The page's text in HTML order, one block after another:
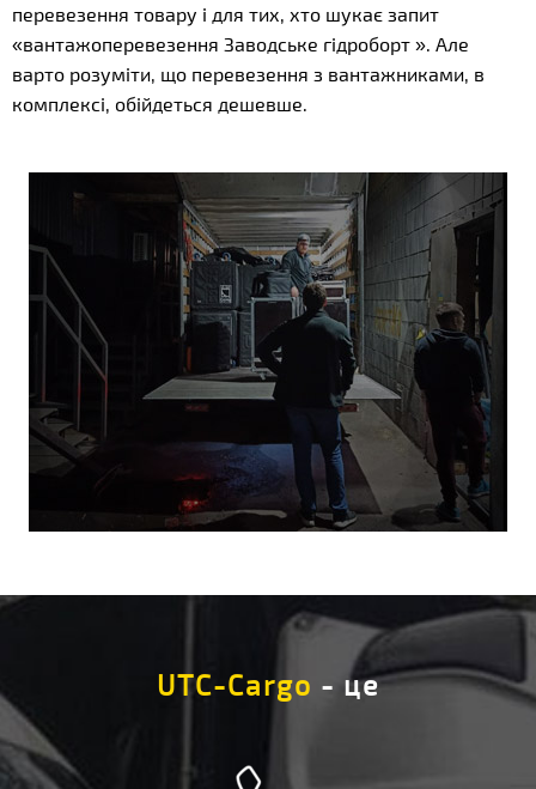
перевезення товару і для тих, хто шукає запит
«вантажоперевезення Заводське гідроборт ». Але
варто розуміти, що перевезення з вантажниками, в
комплексі, обійдеться дешевше.
UTC-Cargo - це